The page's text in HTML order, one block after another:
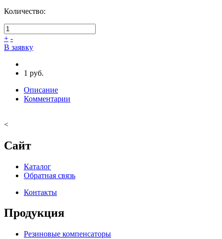
Количество:
+ -
В заявку
1 руб.
Описание
Комментарии
<
Сайт
Каталог
Обратная связь
Контакты
Продукция
Резиновые компенсаторы